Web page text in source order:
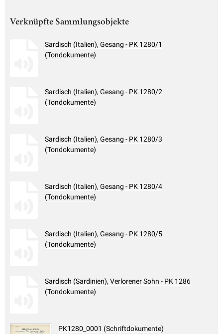
Verknüpfte Sammlungsobjekte
Sardisch (Italien), Gesang - PK 1280/1
(Tondokumente)
Sardisch (Italien), Gesang - PK 1280/2
(Tondokumente)
Sardisch (Italien), Gesang - PK 1280/3
(Tondokumente)
Sardisch (Italien), Gesang - PK 1280/4
(Tondokumente)
Sardisch (Italien), Gesang - PK 1280/5
(Tondokumente)
Sardisch (Sardinien), Verlorener Sohn - PK 1286
(Tondokumente)
PK1280_0001 (Schriftdokumente)